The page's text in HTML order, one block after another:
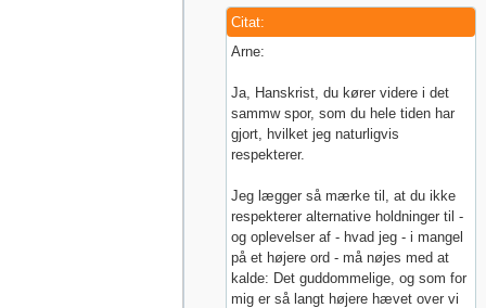
Citat:
Arne:
Ja, Hanskrist, du kører videre i det
sammw spor, som du hele tiden har
gjort, hvilket jeg naturligvis
respekterer.
Jeg lægger så mærke til, at du ikke
respekterer alternative holdninger til -
og oplevelser af - hvad jeg - i mangel
på et højere ord - må nøjes med at
kalde: Det guddommelige, og som for
mig er så langt højere hævet over vi